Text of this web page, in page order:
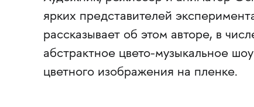
ярких представителей
рассказывает об этом авторе, в
абстрактное цвето-музыкальное
цветного изображения на пленке.